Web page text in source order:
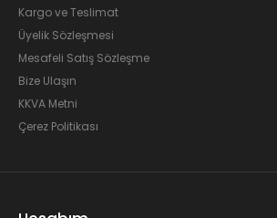
Kargo ve Teslimat
Üyelik Sözleşmesi
Mesafeli Satış Sözleşme
Bize Ulaşın
KKVA Metni
Çerez Politikası